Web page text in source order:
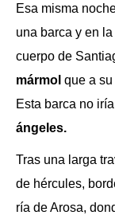
Esa misma
una barca y en
cuerpo de
mármol que a
Esta barca no
ángeles.
Tras una larga
de hércules,
ría de Arosa,